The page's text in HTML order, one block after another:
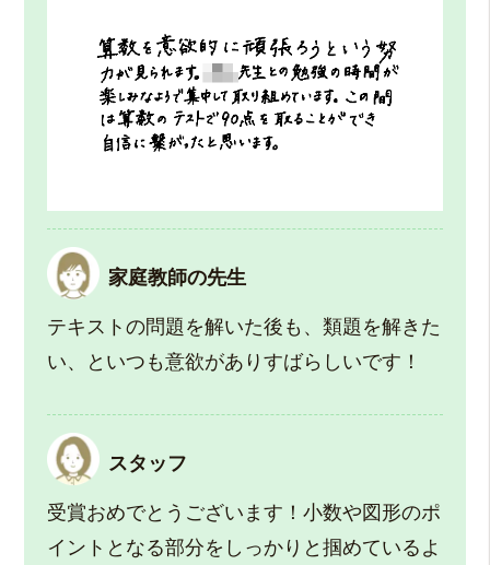
家庭教師の先生
テキストの問題を解いた後も、類題を解きた
い、といつも意欲がありすばらしいです！
スタッフ
受賞おめでとうございます！小数や図形のポ
イントとなる部分をしっかりと掴めているよ